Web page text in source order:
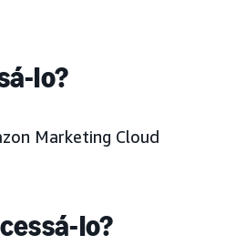
lo?
Marketing Cloud
lo?